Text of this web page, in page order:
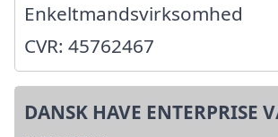
Enkeltmandsvirksomhed
CVR: 45762467
DANSK HAVE ENTERPRISE